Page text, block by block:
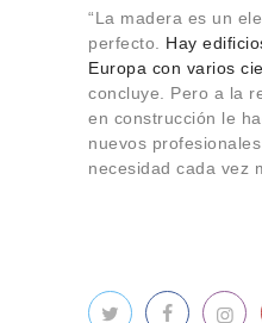
“La madera es un
perfecto. Hay
Europa con varios
concluye. Pero a la
en construcción le
nuevos
necesidad cada vez